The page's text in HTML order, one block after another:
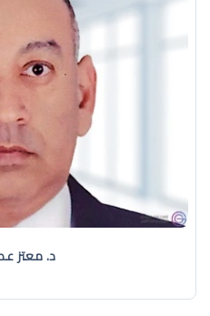
د. معتز